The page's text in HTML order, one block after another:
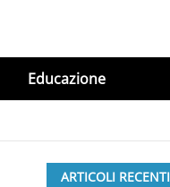
Educazione
ARTICOLI RECENTI